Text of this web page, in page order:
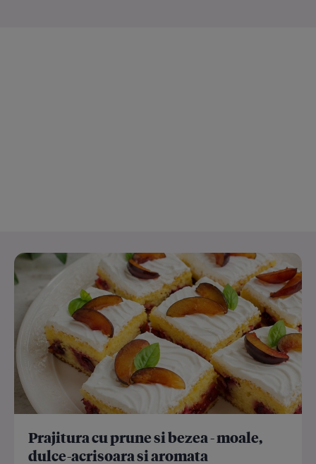
Prajitura cu prune si bezea - moale,
dulce-acrisoara si aromata